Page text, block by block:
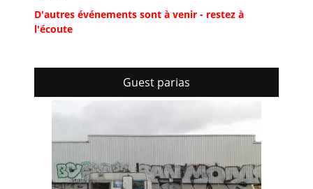
D'autres événements sont à venir - restez à
l'écoute
Guest parias